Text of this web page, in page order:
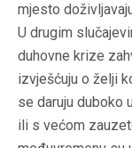
mjesto
U drugim
duhovne krize
izvješćuju o želji
se daruju duboko
ili s većom